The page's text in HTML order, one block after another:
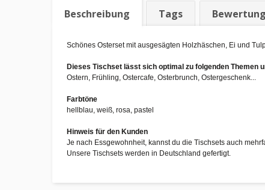
Beschreibung Tags
Schönes Osterset mit ausgesägten Holzhäschen, Ei und
Dieses Tischset lässt sich optimal zu folgenden Themen
Ostern, Frühling, Ostercafe, Osterbrunch, Ostergeschenk...
Farbtöne
hellblau, weiß, rosa, pastel
Hinweis für den Kunden
Je nach Essgewohnheit, kannst du die Tischsets auch
Unsere Tischsets werden in Deutschland gefertigt.